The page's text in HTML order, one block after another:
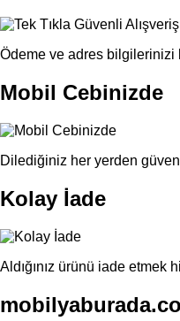
Ödeme ve adres bilgilerinizi
Mobil Cebinizde
Dilediğiniz her yerden
Kolay İade
Aldığınız ürünü iade etmek